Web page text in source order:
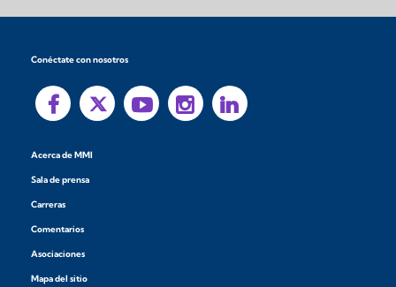
Conéctate con nosotros
Acerca de MMI
Sala de prensa
Carreras
Comentarios
Asociaciones
Mapa del sitio